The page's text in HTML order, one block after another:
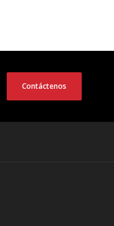
Contáctenos